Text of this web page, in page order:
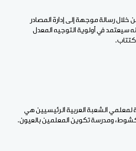
خلال رسالة موجهة إلى إدارة المصادر
أنه سيعتمد في أولوية التوجيه المعدل
لمعلمي الشعبة العربية الرئيسيين هي
ومدرسة تكوين المعلمين بالعيون.